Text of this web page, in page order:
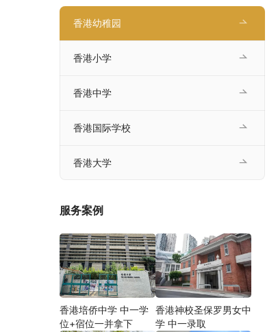
香港幼稚园
香港小学
香港中学
香港国际学校
香港大学
服务案例
香港培侨中学 中一学
位+宿位一并拿下
香港神校圣保罗男女中
学 中一录取